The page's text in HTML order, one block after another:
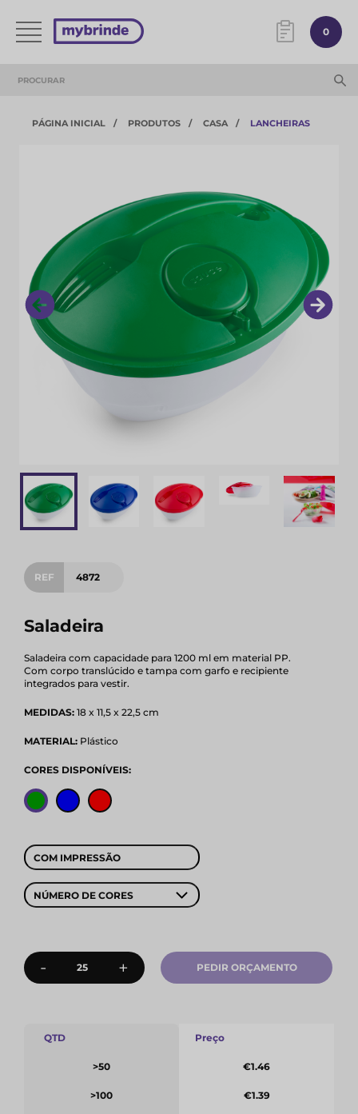
0
PÁGINA INICIAL PRODUTOS CASA LANCHEIRAS
REF 4872
Saladeira
Saladeira com capacidade para 1200 ml em material PP.
Com corpo translúcido e tampa com garfo e recipiente
integrados para vestir.
MEDIDAS: 18 x 11,5 x 22,5 cm
MATERIAL: Plástico
CORES DISPONÍVEIS:
COM IMPRESSÃO
NÚMERO DE CORES
- + PEDIR ORÇAMENTO
QTD
>50
>100
Preço
€1.46
€1.39